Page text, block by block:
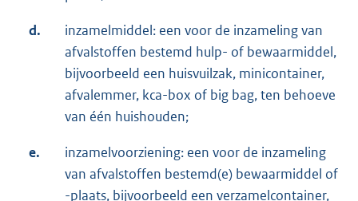
d.
inzamelmiddel: een voor de inzameling van
afvalstoffen bestemd hulp- of bewaarmiddel,
bijvoorbeeld een huisvuilzak, minicontainer,
afvalemmer, kca-box of big bag, ten behoeve
van één huishouden;
e.
inzamelvoorziening: een voor de inzameling
van afvalstoffen bestemd(e) bewaarmiddel of
-plaats, bijvoorbeeld een verzamelcontainer,